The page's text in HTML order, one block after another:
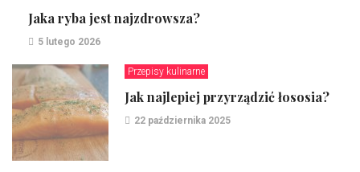
Jaka ryba jest najzdrowsza?
5 lutego 2026
Przepisy kulinarne
Jak najlepiej przyrządzić łososia?
22 października 2025